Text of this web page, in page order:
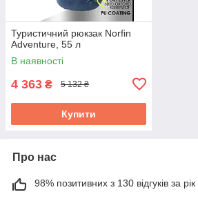
Туристичний рюкзак Norfin
Adventure, 55 л
В наявності
4 363 ₴ 5 132 ₴
Купити
Про нас
98% позитивних з 130 відгуків за рік